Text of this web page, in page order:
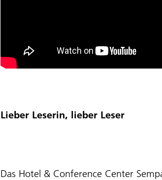
Lieber Leserin, lieber Leser
Das Hotel & Conference Center